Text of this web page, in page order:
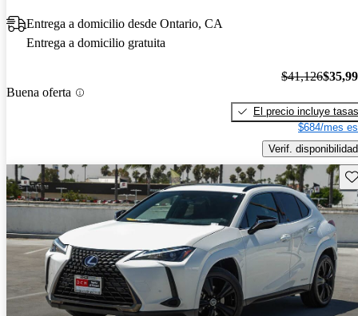
Entrega a domicilio desde Ontario, CA
Entrega a domicilio gratuita
Buena oferta
$41,126
El precio incluye tasas
$684/mes
Verif. disponibilidad